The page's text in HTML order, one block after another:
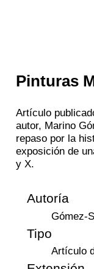
Pinturas
Artículo
autor, Marino
repaso por la
exposición de
y X.
Autoría
Gómez-
Tipo
Artículo